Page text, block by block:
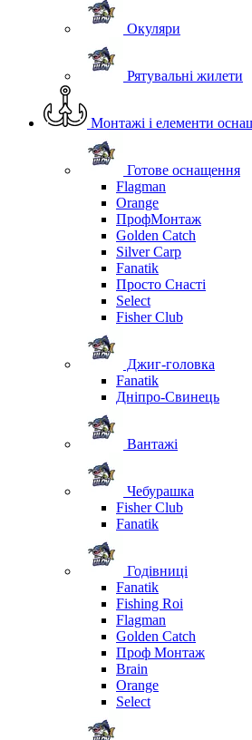
Окуляри
Рятувальні жилети
Монтажі і елементи
Готове оснащення
Flagman
Orange
ПрофМонтаж
Golden Catch
Silver Carp
Fanatik
Просто Снасті
Select
Fisher Club
Джиг-головка
Fanatik
Дніпро-Свинець
Вантажі
Чебурашка
Fisher Club
Fanatik
Годівниці
Fanatik
Fishing Roi
Flagman
Golden Catch
Проф Монтаж
Brain
Orange
Select